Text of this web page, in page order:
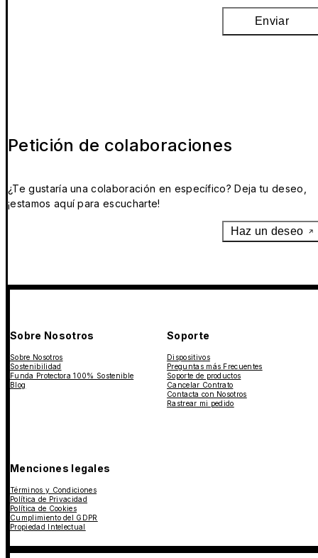
Enviar
Petición de colaboraciones
¿Te gustaría una colaboración en específico? Deja tu deseo,
¡estamos aquí para escucharte!
Haz un deseo
Sobre Nosotros
Sobre Nosotros
Sostenibilidad
Funda Protectora 100% Sostenible
Blog
Soporte
Dispositivos
Preguntas más Frecuentes
Soporte de productos
Cancelar Contrato
Contacta con Nosotros
Rastrear mi pedido
Menciones legales
Términos y Condiciones
Política de Privacidad
Política de Cookies
Cumplimiento del GDPR
Propiedad Intelectual